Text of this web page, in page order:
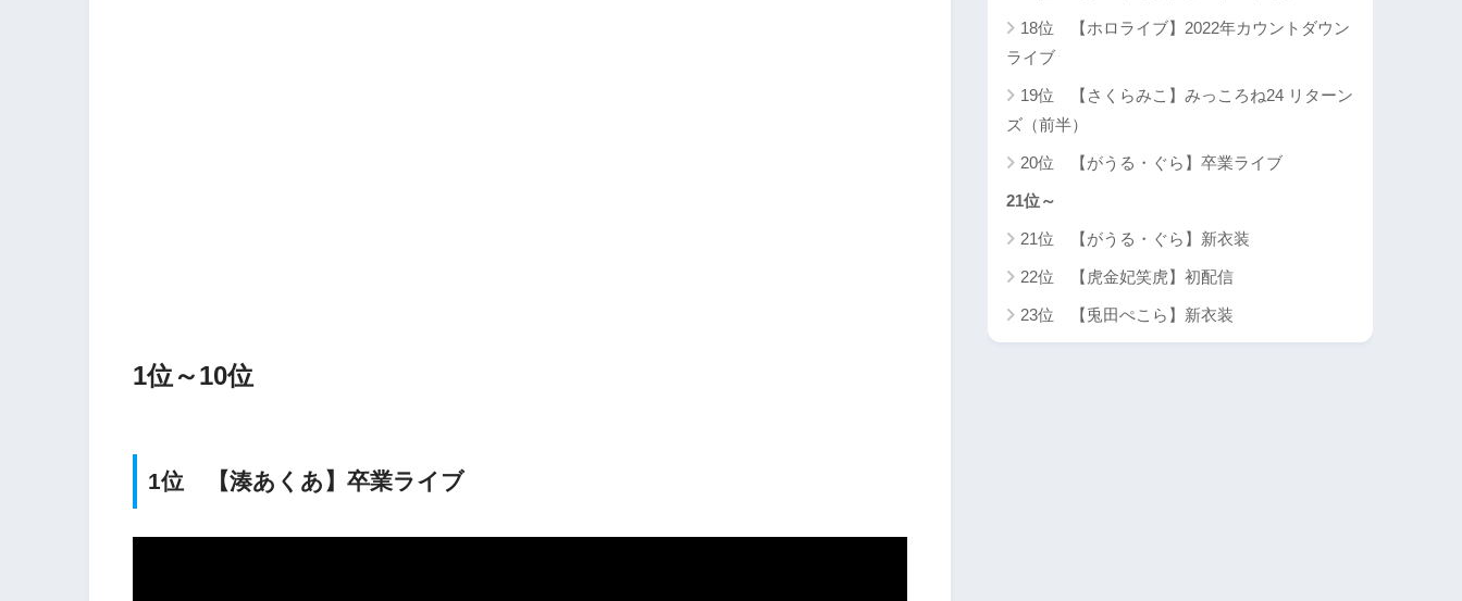
1位～10位
1位 【湊あくあ】卒業ライブ
18位 【ホロライブ】2022年カウントダウン
ライブ
19位 【さくらみこ】みっころね24 リターン
ズ（前半）
20位 【がうる・ぐら】卒業ライブ
21位～
21位 【がうる・ぐら】新衣装
22位 【虎金妃笑虎】初配信
23位 【兎田ぺこら】新衣装